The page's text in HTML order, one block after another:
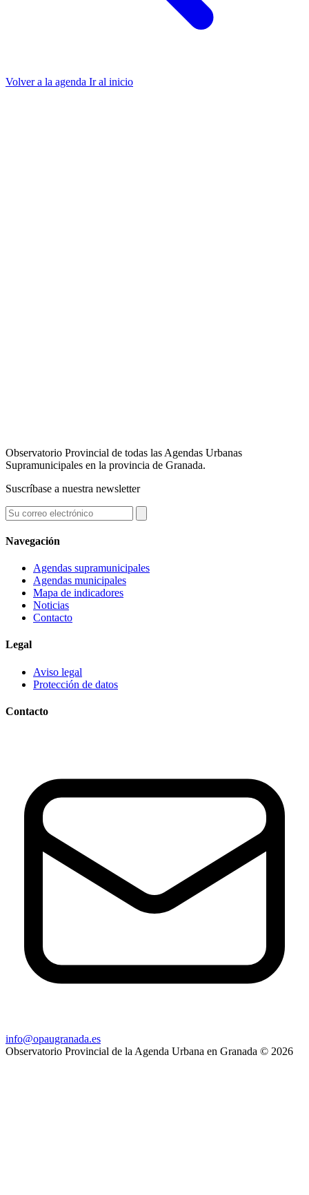
Volver a la agenda Ir al inicio
Observatorio Provincial de todas las Agendas Urbanas
Supramunicipales en la provincia de Granada.
Suscríbase a nuestra newsletter
Navegación
Agendas supramunicipales
Agendas municipales
Mapa de indicadores
Noticias
Contacto
Legal
Aviso legal
Protección de datos
Contacto
info@opaugranada.es
Observatorio Provincial de la Agenda Urbana en Granada © 2026